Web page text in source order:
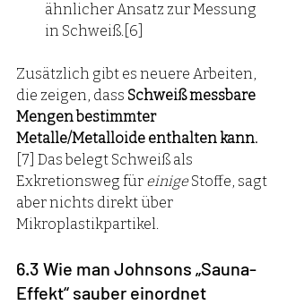
ähnlicher Ansatz zur Messung
in Schweiß.[6]
Zusätzlich gibt es neuere Arbeiten,
die zeigen, dass Schweiß messbare
Mengen bestimmter
Metalle/Metalloide enthalten kann.
[7] Das belegt Schweiß als
Exkretionsweg für einige Stoffe, sagt
aber nichts direkt über
Mikroplastikpartikel.
6.3 Wie man Johnsons „Sauna-
Effekt“ sauber einordnet